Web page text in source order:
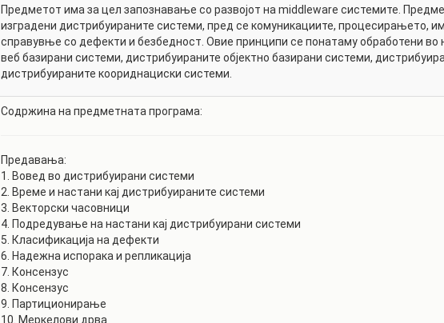
Предметот има за цел запознавање со развојот на middleware системите.
изградени дистрибуираните системи, пред се комуникациите, процесирањето,
справувње со дефекти и безбедност. Овие принципи се понатаму обработени во
веб базирани системи, дистрибуираните објектно базирани системи,
дистрибуираните коориднациски системи.
Содржина на предметната програма:
Предавања:
1. Вовед во дистрибуирани системи
2. Време и настани кај дистрибуираните системи
3. Векторски часовници
4. Подредување на настани кај дистрибуирани системи
5. Класификација на дефекти
6. Надежна испорака и репликација
7. Консензус
8. Консензус
9. Партиционирање
10. Меркелови дрва